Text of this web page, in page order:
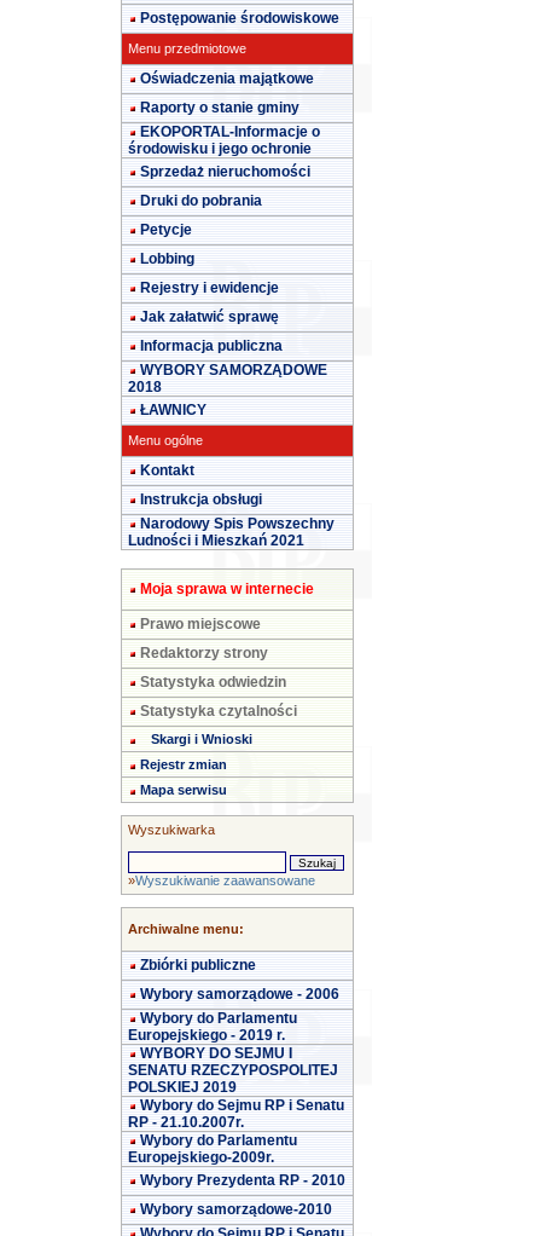
Postępowanie środowiskowe
Menu przedmiotowe
Oświadczenia majątkowe
Raporty o stanie gminy
EKOPORTAL-Informacje o
środowisku i jego ochronie
Sprzedaż nieruchomości
Druki do pobrania
Petycje
Lobbing
Rejestry i ewidencje
Jak załatwić sprawę
Informacja publiczna
WYBORY SAMORZĄDOWE
2018
ŁAWNICY
Menu ogólne
Kontakt
Instrukcja obsługi
Narodowy Spis Powszechny
Ludności i Mieszkań 2021
Moja sprawa w internecie
Prawo miejscowe
Redaktorzy strony
Statystyka odwiedzin
Statystyka czytalności
Skargi i Wnioski
Rejestr zmian
Mapa serwisu
Wyszukiwarka
»Wyszukiwanie zaawansowane
Archiwalne menu:
Zbiórki publiczne
Wybory samorządowe - 2006
Wybory do Parlamentu
Europejskiego - 2019 r.
WYBORY DO SEJMU I
SENATU RZECZYPOSPOLITEJ
POLSKIEJ 2019
Wybory do Sejmu RP i Senatu
RP - 21.10.2007r.
Wybory do Parlamentu
Europejskiego-2009r.
Wybory Prezydenta RP - 2010
Wybory samorządowe-2010